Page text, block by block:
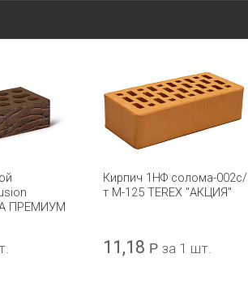
ПРЕМИУМ
Кирпич 1НФ солома-002с/
т М-125 TEREX "АКЦИЯ"
11,18 Р за 1 шт.